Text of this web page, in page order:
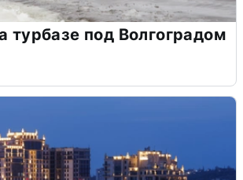
турбазе под Волгоградом